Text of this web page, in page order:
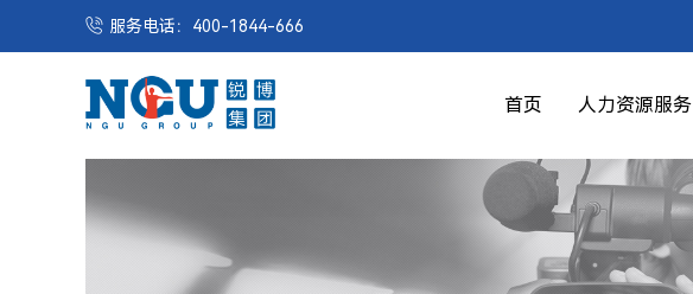
服务电话：400-1844-666
首页 人力资源服务